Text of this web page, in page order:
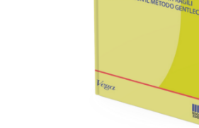
AGGIUNGI AL CARRELLO